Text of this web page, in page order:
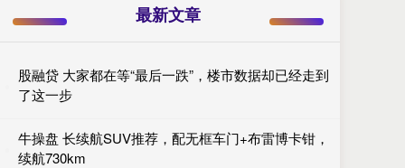
最新文章
股融贷 大家都在等“最后一跌”，楼市数据却已经走到
了这一步
牛操盘 长续航SUV推荐，配无框车门+布雷博卡钳，
续航730km